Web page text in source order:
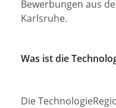
Bewerbungen aus
Karlsruhe.
Was ist die
Die